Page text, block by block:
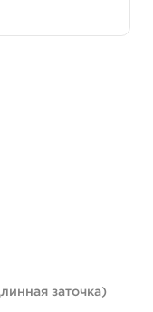
заточка)